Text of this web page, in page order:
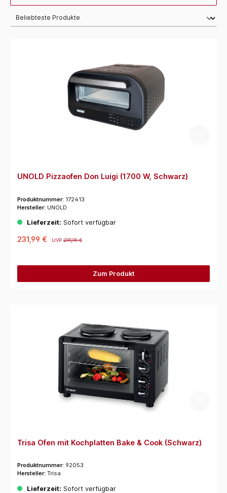
UNOLD Pizzaofen Don Luigi (1700 W, Schwarz)
Produktnummer: 172413
Hersteller: UNOLD
Lieferzeit: Sofort verfügbar
231,99 € UVP299,99 €
Zum Produkt
Trisa Ofen mit Kochplatten Bake & Cook (Schwarz)
Produktnummer: 92053
Hersteller: Trisa
Lieferzeit: Sofort verfügbar